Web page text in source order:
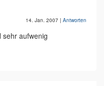
14. Jan. 2007 | Antworten
sehr aufwenig